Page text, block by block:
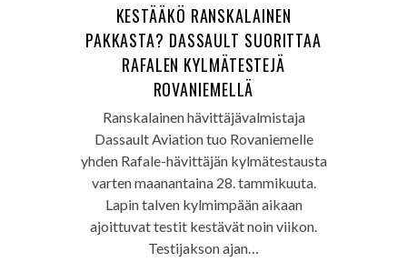
KESTÄÄKÖ RANSKALAINEN
PAKKASTA? DASSAULT SUORITTAA
RAFALEN KYLMÄTESTEJÄ
ROVANIEMELLÄ
Ranskalainen hävittäjävalmistaja
Dassault Aviation tuo Rovaniemelle
yhden Rafale-hävittäjän kylmätestausta
varten maanantaina 28. tammikuuta.
Lapin talven kylmimpään aikaan
ajoittuvat testit kestävät noin viikon.
Testijakson ajan…